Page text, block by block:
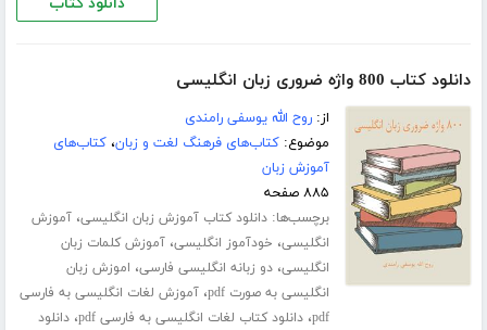
دانلود کتاب
دانلود کتاب 800 واژه ضروری زبان انگلیسی
از:روح الله یوسفی رامندی
موضوع:کتاب‌های فرهنگ لغت و زبان،کتاب‌های
آموزش زبان
۸۸۵ صفحه
برچسب‌ها:دانلود کتاب آموزش زبان انگلیسی،آموزش
انگلیسی، خودآموز انگلیسی،آموزش کلمات زبان
انگلیسی،دو زبانه انگلیسی فارسی، اموزش زبان
انگلیسی به صورت pdf
،آموزش لغات انگلیسی به فارسی
pdf،دانلود کتاب لغات انگلیسی به فارسی pdf ،دانلود